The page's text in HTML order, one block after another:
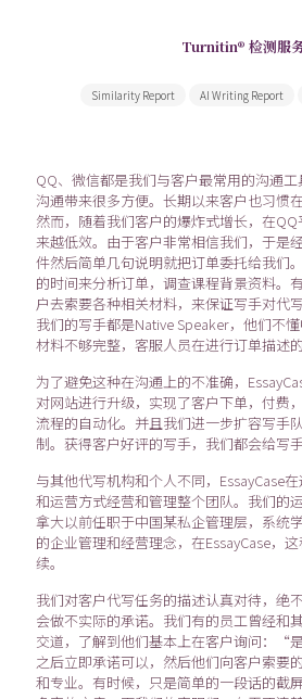
Turnitin® 检测服
Similarity Report AI Writing Report
QQ、微信都是我们与客户最常用的沟通
沟通带来很多方便。长期以来客户也习惯
然而，随着我们客户的爆炸式增长，在
来越低效。由于客户非常相信我们，于是
件然后简单几句说明就把订单委托给我们
的时间来分析订单，调查课程背景资料。
户去索要各种相关材料，来保证写手对代
我们的写手都是Native Speaker，他们不
材料不够完整，客服人员在进行订单描述
为了避免这种在沟通上的不准确，
对网站进行升级，实现了客户下单，付费
流程的自动化。并且我们进一步扩容写手
制。获得客户好评的写手，我们都会给写
与其他代写机构和个人不同，EssayCase
和运营方式经营和管理整个团队。我们的
拿大以前任职于中国某私企管理层，系统
的企业管理和经营理念，在EssayCase，
续。
我们对客户代写任务的描述认真对待，绝
会做不实际的承诺。我们有的员工曾经和
交道，了解到他们基本上在客户询问：“
之后立即承诺可以，然后他们向客户索要
和专业。有时候，只是简单的一段话的截